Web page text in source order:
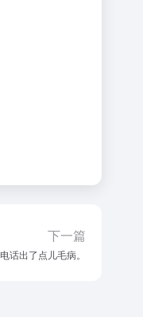
下一篇
电话出了点儿毛病。